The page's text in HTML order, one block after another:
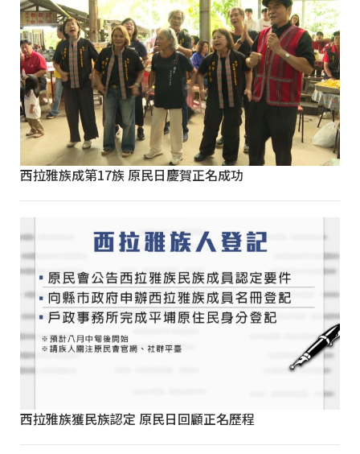
西拉雅族成第17族 原民日慶賀正名成功
西拉雅族獲民族認定 原民日回顧正名歷程